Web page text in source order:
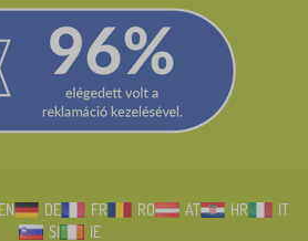
EN DE FR RO AT HR
IT
SI
IE